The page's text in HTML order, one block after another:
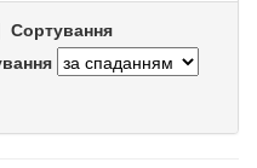
Сортування